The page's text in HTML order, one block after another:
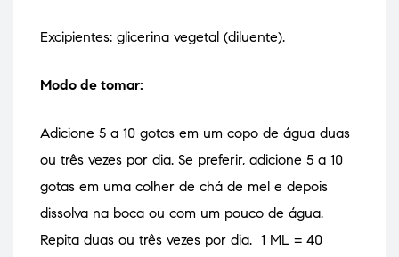
Excipientes: glicerina vegetal (diluente).
Modo de tomar:
Adicione 5 a 10 gotas em um copo de água duas
ou três vezes por dia. Se preferir, adicione 5 a 10
gotas em uma colher de chá de mel e depois
dissolva na boca ou com um pouco de água.
Repita duas ou três vezes por dia. 1 ML = 40